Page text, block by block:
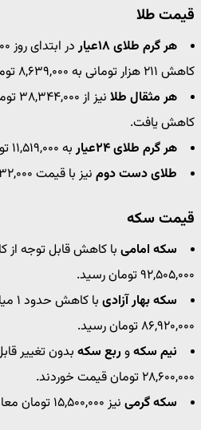
قیمت طلا
هر گرم طلای ۱۸عیار
کاهش ۲۱۱ هزار تومانی به ۸,۶۳۹,۰۰۰ تومان رسید.
هر مثقال طلا
کاهش یافت.
هر گرم طلای ۲۴عیار
به ۱۱,۵۱۹,۰۰۰ تومان رسید.
طلای دست دوم نیز با قیمت ۸,۷۳۲,۰۰۰ تومان معامله شد.
قیمت سکه
سکه امامی
۹۲,۵۰۵,۰۰۰ تومان رسید.
سکه بهار آزادی
۸۶,۹۲۰,۰۰۰ تومان رسید.
نیم سکهوربع سکه
۲۸,۶۰۰,۰۰۰ تومان قیمت خوردند.
سکه گرمی نیز ۱۵,۵۰۰,۰۰۰ تومان معامله شد.